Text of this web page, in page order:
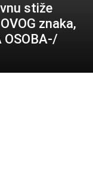
stiže
znaka,
OSOBA-/